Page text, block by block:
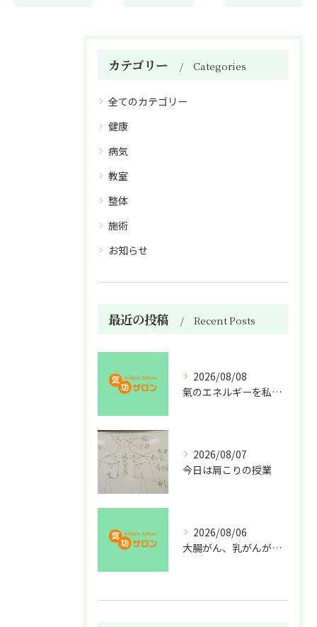
カテゴリー Categories
全てのカテゴリー
健康
病気
教室
整体
施術
お知らせ
最近の投稿 Recent Posts
2026/08/08
氣のエネルギーを私利私欲のために使うな
2026/08/07
今日は肩こりの授業
2026/08/06
大腸がん、乳がんが増えた理由